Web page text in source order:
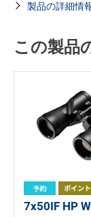
製品の詳細情
この製品
7x50IF HP